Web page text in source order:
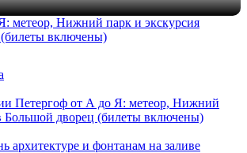
метеор, Нижний парк и экскурсия
включены)
архитектуре и фонтанам на заливе